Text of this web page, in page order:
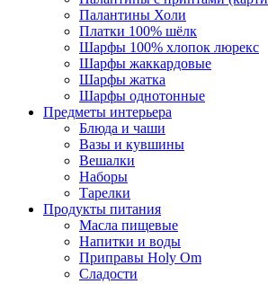
Палантины Холи
Платки 100% шёлк
Шарфы 100% хлопок люрекс
Шарфы жаккардовые
Шарфы жатка
Шарфы однотонные
Предметы интерьера
Блюда и чаши
Вазы и кувшины
Вешалки
Наборы
Тарелки
Продукты питания
Масла пищевые
Напитки и воды
Приправы Holy Om
Сладости